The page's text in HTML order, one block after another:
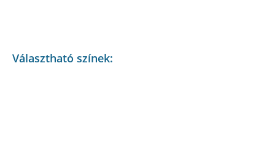
Választható színek: